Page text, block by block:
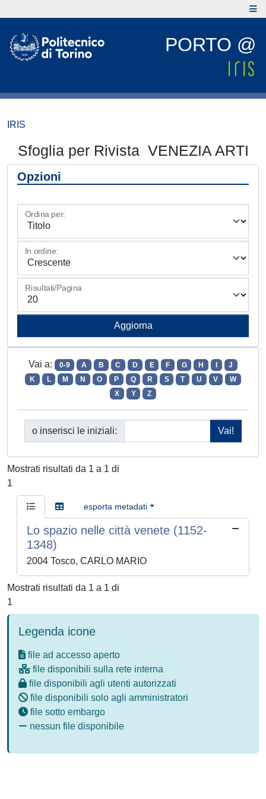
PORTO @
IRIS
Sfoglia per Rivista VENEZIA ARTI
Opzioni
Ordina per:
In ordine:
Risultati/Pagina
Vai a: 0-9 A B C D E F G H
J
K
L M N O P Q R S T U V
W
X
Y Z
o inserisci le iniziali:
Mostrati risultati da 1 a 1 di
1
esporta metadati
Lo spazio nelle città venete (1152-
1348)
2004 Tosco, CARLO MARIO
Mostrati risultati da 1 a 1 di
1
Legenda icone
file ad accesso aperto
file disponibili sulla rete interna
file disponibili agli utenti autorizzati
file disponibili solo agli amministratori
file sotto embargo
nessun file disponibile